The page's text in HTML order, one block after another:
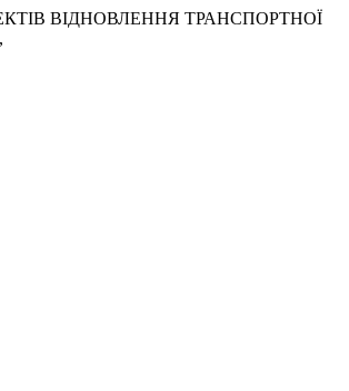
ВІДНОВЛЕННЯ ТРАНСПОРТНОЇ